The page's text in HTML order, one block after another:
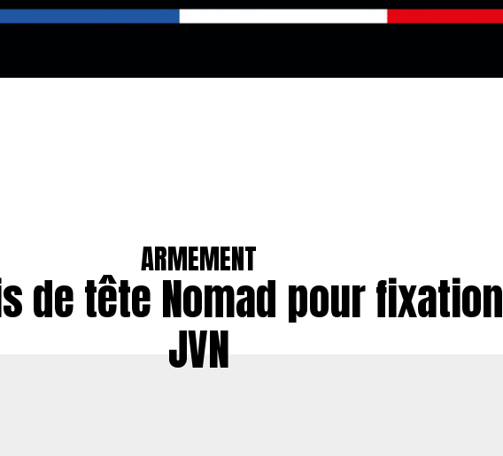
ARMEMENT
de tête Nomad pour fixation
JVN